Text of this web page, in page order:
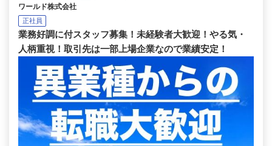
ワールド株式会社
正社員
業務好調に付スタッフ募集！未経験者大歓迎！やる気・
人柄重視！取引先は一部上場企業なので業績安定！